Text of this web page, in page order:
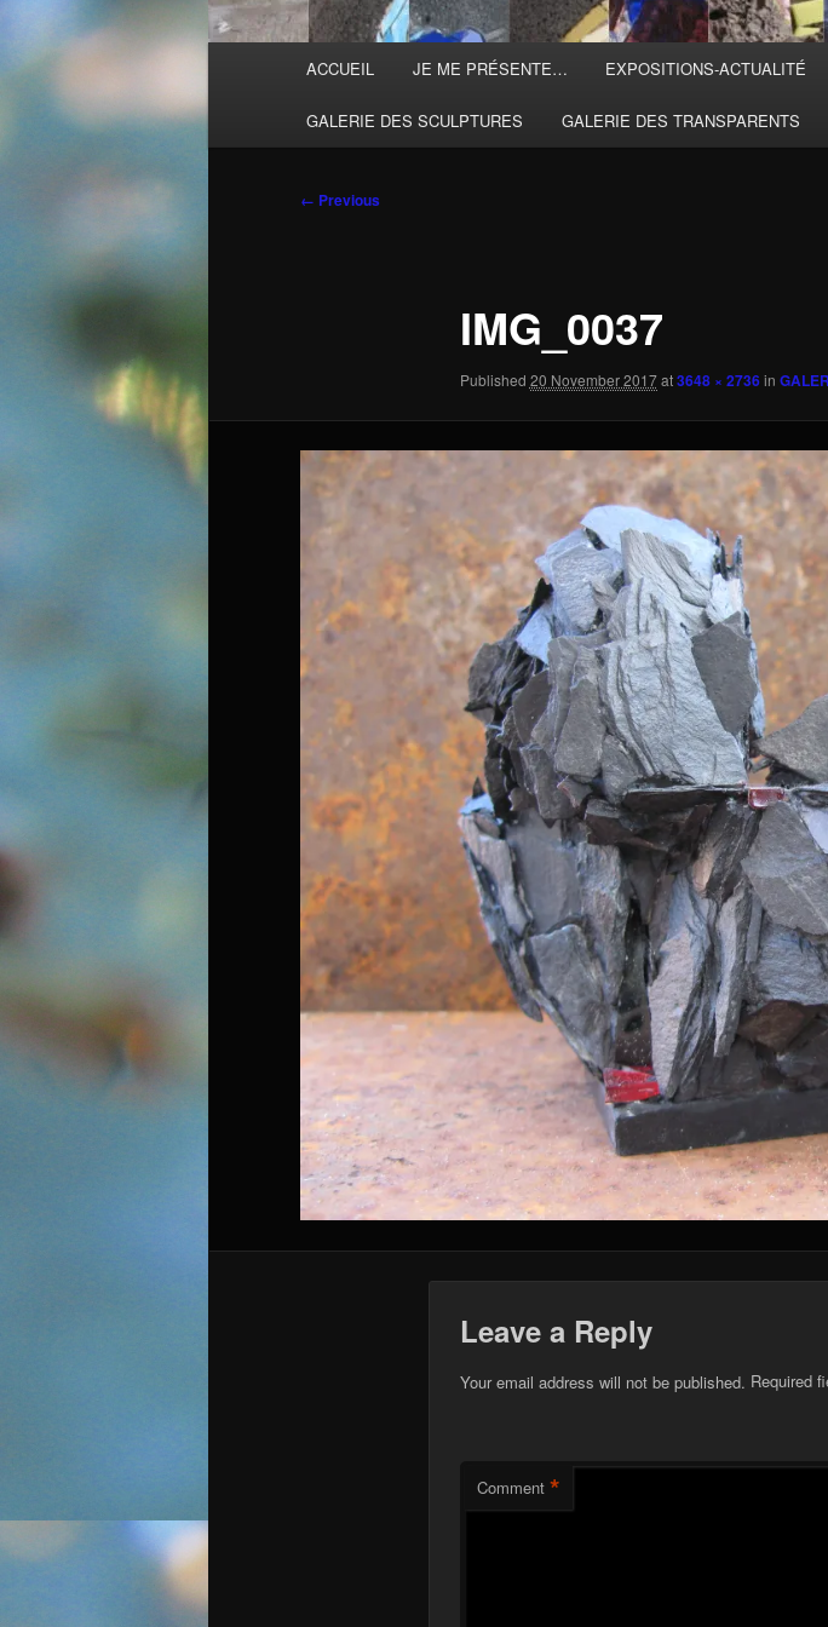
ACCUEIL JE ME PRÉSENTE… EXPOSITIONS-ACTUALITÉ
GALERIE DES SCULPTURES GALERIE DES TRANSPARENTS
Image
← Previous
IMG_0037
Published 20 November 2017at3648 × 2736in
Leave a Reply
Your email address will not be published. Required
Comment *